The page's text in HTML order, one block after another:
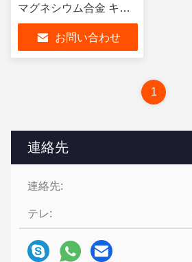
連絡先
連絡先:
テレ:
マグネシウム合金 キュ
ーブ工業用
お問い合わせ
1